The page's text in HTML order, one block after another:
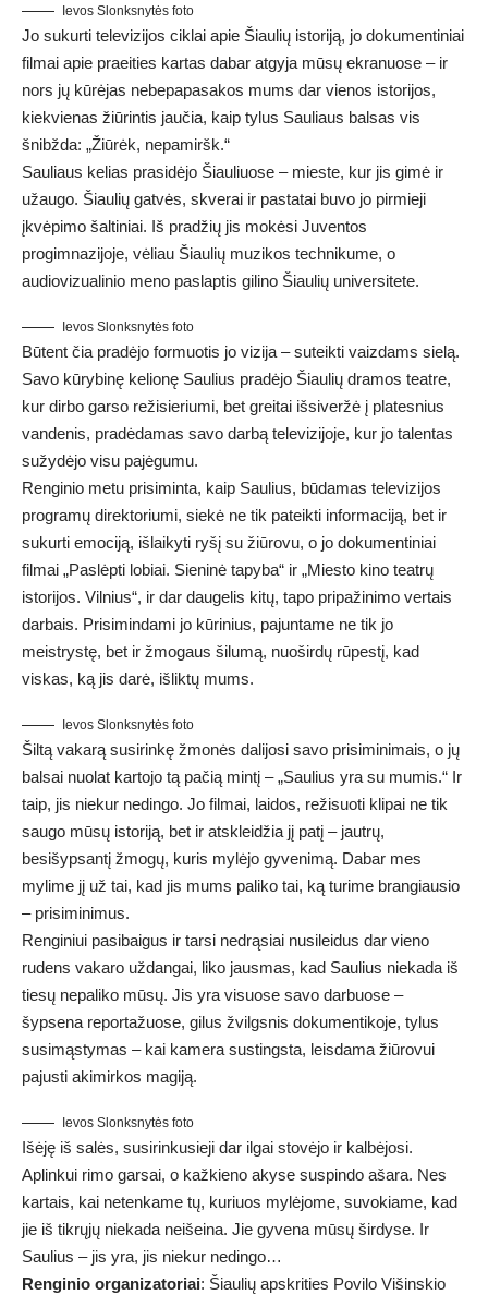
Ievos Slonksnytės foto
Jo sukurti televizijos ciklai apie Šiaulių istoriją, jo dokumentiniai
filmai apie praeities kartas dabar atgyja mūsų ekranuose – ir
nors jų kūrėjas nebepapasakos mums dar vienos istorijos,
kiekvienas žiūrintis jaučia, kaip tylus Sauliaus balsas vis
šnibžda: „Žiūrėk, nepamiršk.“
Sauliaus kelias prasidėjo Šiauliuose – mieste, kur jis gimė ir
užaugo. Šiaulių gatvės, skverai ir pastatai buvo jo pirmieji
įkvėpimo šaltiniai. Iš pradžių jis mokėsi Juventos
progimnazijoje, vėliau Šiaulių muzikos technikume, o
audiovizualinio meno paslaptis gilino Šiaulių universitete.
Ievos Slonksnytės foto
Būtent čia pradėjo formuotis jo vizija – suteikti vaizdams sielą.
Savo kūrybinę kelionę Saulius pradėjo Šiaulių dramos teatre,
kur dirbo garso režisieriumi, bet greitai išsiveržė į platesnius
vandenis, pradėdamas savo darbą televizijoje, kur jo talentas
sužydėjo visu pajėgumu.
Renginio metu prisiminta, kaip Saulius, būdamas televizijos
programų direktoriumi, siekė ne tik pateikti informaciją, bet ir
sukurti emociją, išlaikyti ryšį su žiūrovu, o jo dokumentiniai
filmai „Paslėpti lobiai. Sieninė tapyba“ ir „Miesto kino teatrų
istorijos. Vilnius“, ir dar daugelis kitų, tapo pripažinimo vertais
darbais. Prisimindami jo kūrinius, pajuntame ne tik jo
meistrystę, bet ir žmogaus šilumą, nuoširdų rūpestį, kad
viskas, ką jis darė, išliktų mums.
Ievos Slonksnytės foto
Šiltą vakarą susirinkę žmonės dalijosi savo prisiminimais, o jų
balsai nuolat kartojo tą pačią mintį – „Saulius yra su mumis.“ Ir
taip, jis niekur nedingo. Jo filmai, laidos, režisuoti klipai ne tik
saugo mūsų istoriją, bet ir atskleidžia jį patį – jautrų,
besišypsantį žmogų, kuris mylėjo gyvenimą. Dabar mes
mylime jį už tai, kad jis mums paliko tai, ką turime brangiausio
– prisiminimus.
Renginiui pasibaigus ir tarsi nedrąsiai nusileidus dar vieno
rudens vakaro uždangai, liko jausmas, kad Saulius niekada iš
tiesų nepaliko mūsų. Jis yra visuose savo darbuose –
šypsena reportažuose, gilus žvilgsnis dokumentikoje, tylus
susimąstymas – kai kamera sustingsta, leisdama žiūrovui
pajusti akimirkos magiją.
Ievos Slonksnytės foto
Išėję iš salės, susirinkusieji dar ilgai stovėjo ir kalbėjosi.
Aplinkui rimo garsai, o kažkieno akyse suspindo ašara. Nes
kartais, kai netenkame tų, kuriuos mylėjome, suvokiame, kad
jie iš tikrųjų niekada neišeina. Jie gyvena mūsų širdyse. Ir
Saulius – jis yra, jis niekur nedingo…
Renginio organizatoriai: Šiaulių apskrities Povilo Višinskio